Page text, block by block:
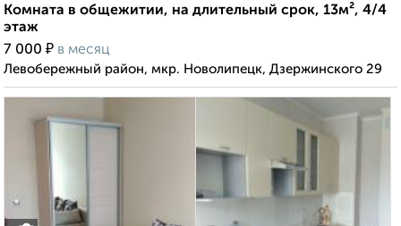
Комната в общежитии, на длительный срок, 13м², 4/4
этаж
7 000 ₽ в месяц
Левобережный район, мкр. Новолипецк, Дзержинского 29